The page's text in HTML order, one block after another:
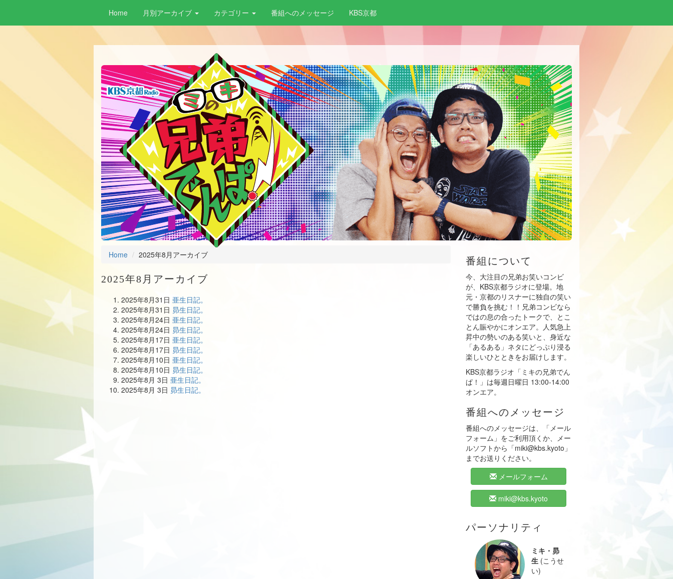
Home 月別アーカイブ カテゴリー 番組へのメッセージ KBS京都
Home 2025年8月アーカイブ
2025年8月アーカイブ
2025年8月31日 亜生日記。
2025年8月31日 昴生日記。
2025年8月24日 亜生日記。
2025年8月24日 昴生日記。
2025年8月17日 亜生日記。
2025年8月17日 昴生日記。
2025年8月10日 亜生日記。
2025年8月10日 昴生日記。
2025年8月 3日 亜生日記。
2025年8月 3日 昴生日記。
番組について
今、大注目の兄弟お笑いコンビ
が、KBS京都ラジオに登場。地
元・京都のリスナーに独自の笑い
で勝負を挑む！！兄弟コンビなら
ではの息の合ったトークで、とこ
とん賑やかにオンエア。人気急上
昇中の勢いのある笑いと、身近な
「あるある」ネタにどっぷり浸る
楽しいひとときをお届けします。
KBS京都ラジオ「ミキの兄弟でん
ぱ！」は毎週日曜日 13:00-14:00
オンエア。
番組へのメッセージ
番組へのメッセージは、「メール
フォーム」をご利用頂くか、メー
ルソフトから「miki@kbs.kyoto」
までお送りください。
メールフォーム
miki@kbs.kyoto
パーソナリティ
ミキ・昴
生(こうせ
い)